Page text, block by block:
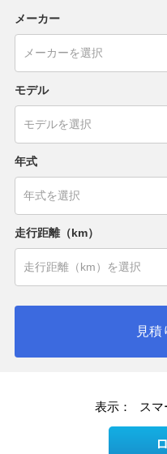
メーカー
モデル
年式
走行距離（km）
見積
表示： ス